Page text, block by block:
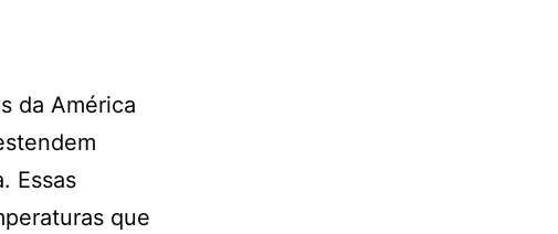
da América
Essas
que